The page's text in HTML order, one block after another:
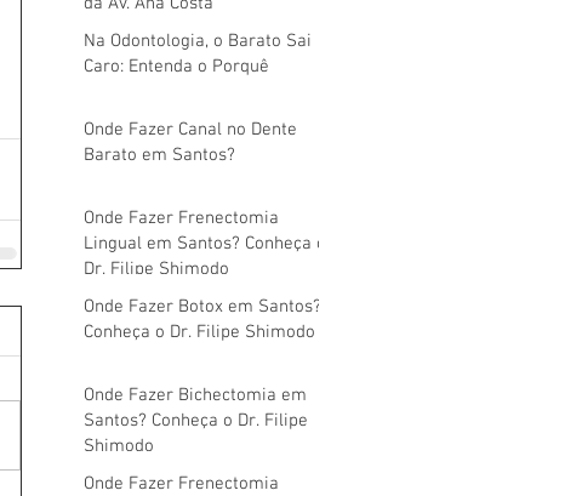
Na Odontologia, o Barato Sai
Caro: Entenda o Porquê
Onde Fazer Canal no Dente
Barato em Santos?
Onde Fazer Frenectomia
Lingual em Santos? Conheça o
Dr. Filipe Shimodo
Onde Fazer Botox em Santos?
Conheça o Dr. Filipe Shimodo
Onde Fazer Bichectomia em
Santos? Conheça o Dr. Filipe
Shimodo
Onde Fazer Frenectomia